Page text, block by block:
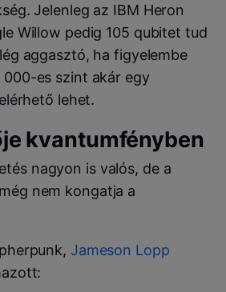
Jelenleg az IBM Heron
Willow pedig 105 qubitet tud
aggasztó, ha figyelembe
es szint akár egy
lehet.
kvantumfényben
nagyon is valós, de a
nem kongatja a
Jameson Lopp